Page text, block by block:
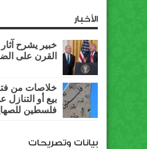
الأخبار
خبير يشرح
القرن على
خلاصات من
بيع أو
فلسطين
بيانات وتصريحات